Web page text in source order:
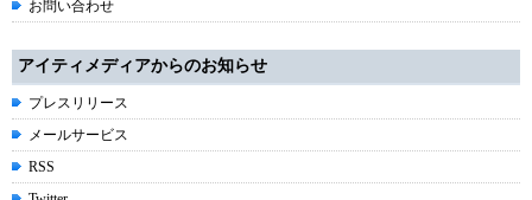
お問い合わせ
アイティメディアからのお知らせ
プレスリリース
メールサービス
RSS